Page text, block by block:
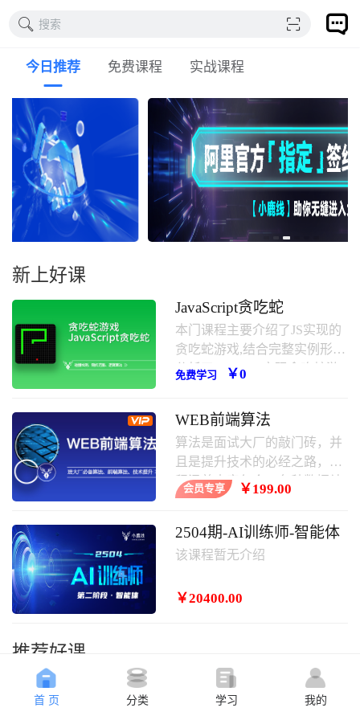
搜索
今日推荐 免费课程 实战课程
新上好课
JavaScript贪吃蛇
本门课程主要介绍了JS实现的
贪吃蛇游戏,结合完整实例形式
分析了javascript实现贪吃蛇游
下。
免费学习 ￥0
WEB前端算法
算法是面试大厂的敲门砖，并
且是提升技术的必经之路，课
程涵盖内容包含：各种数据结
构，常用算法，其中涵盖大厂
会员专享 ￥199.00
2504期-AI训练师-智能体
该课程暂无介绍
￥20400.00
推荐好课
首 页 分类 学习 我的